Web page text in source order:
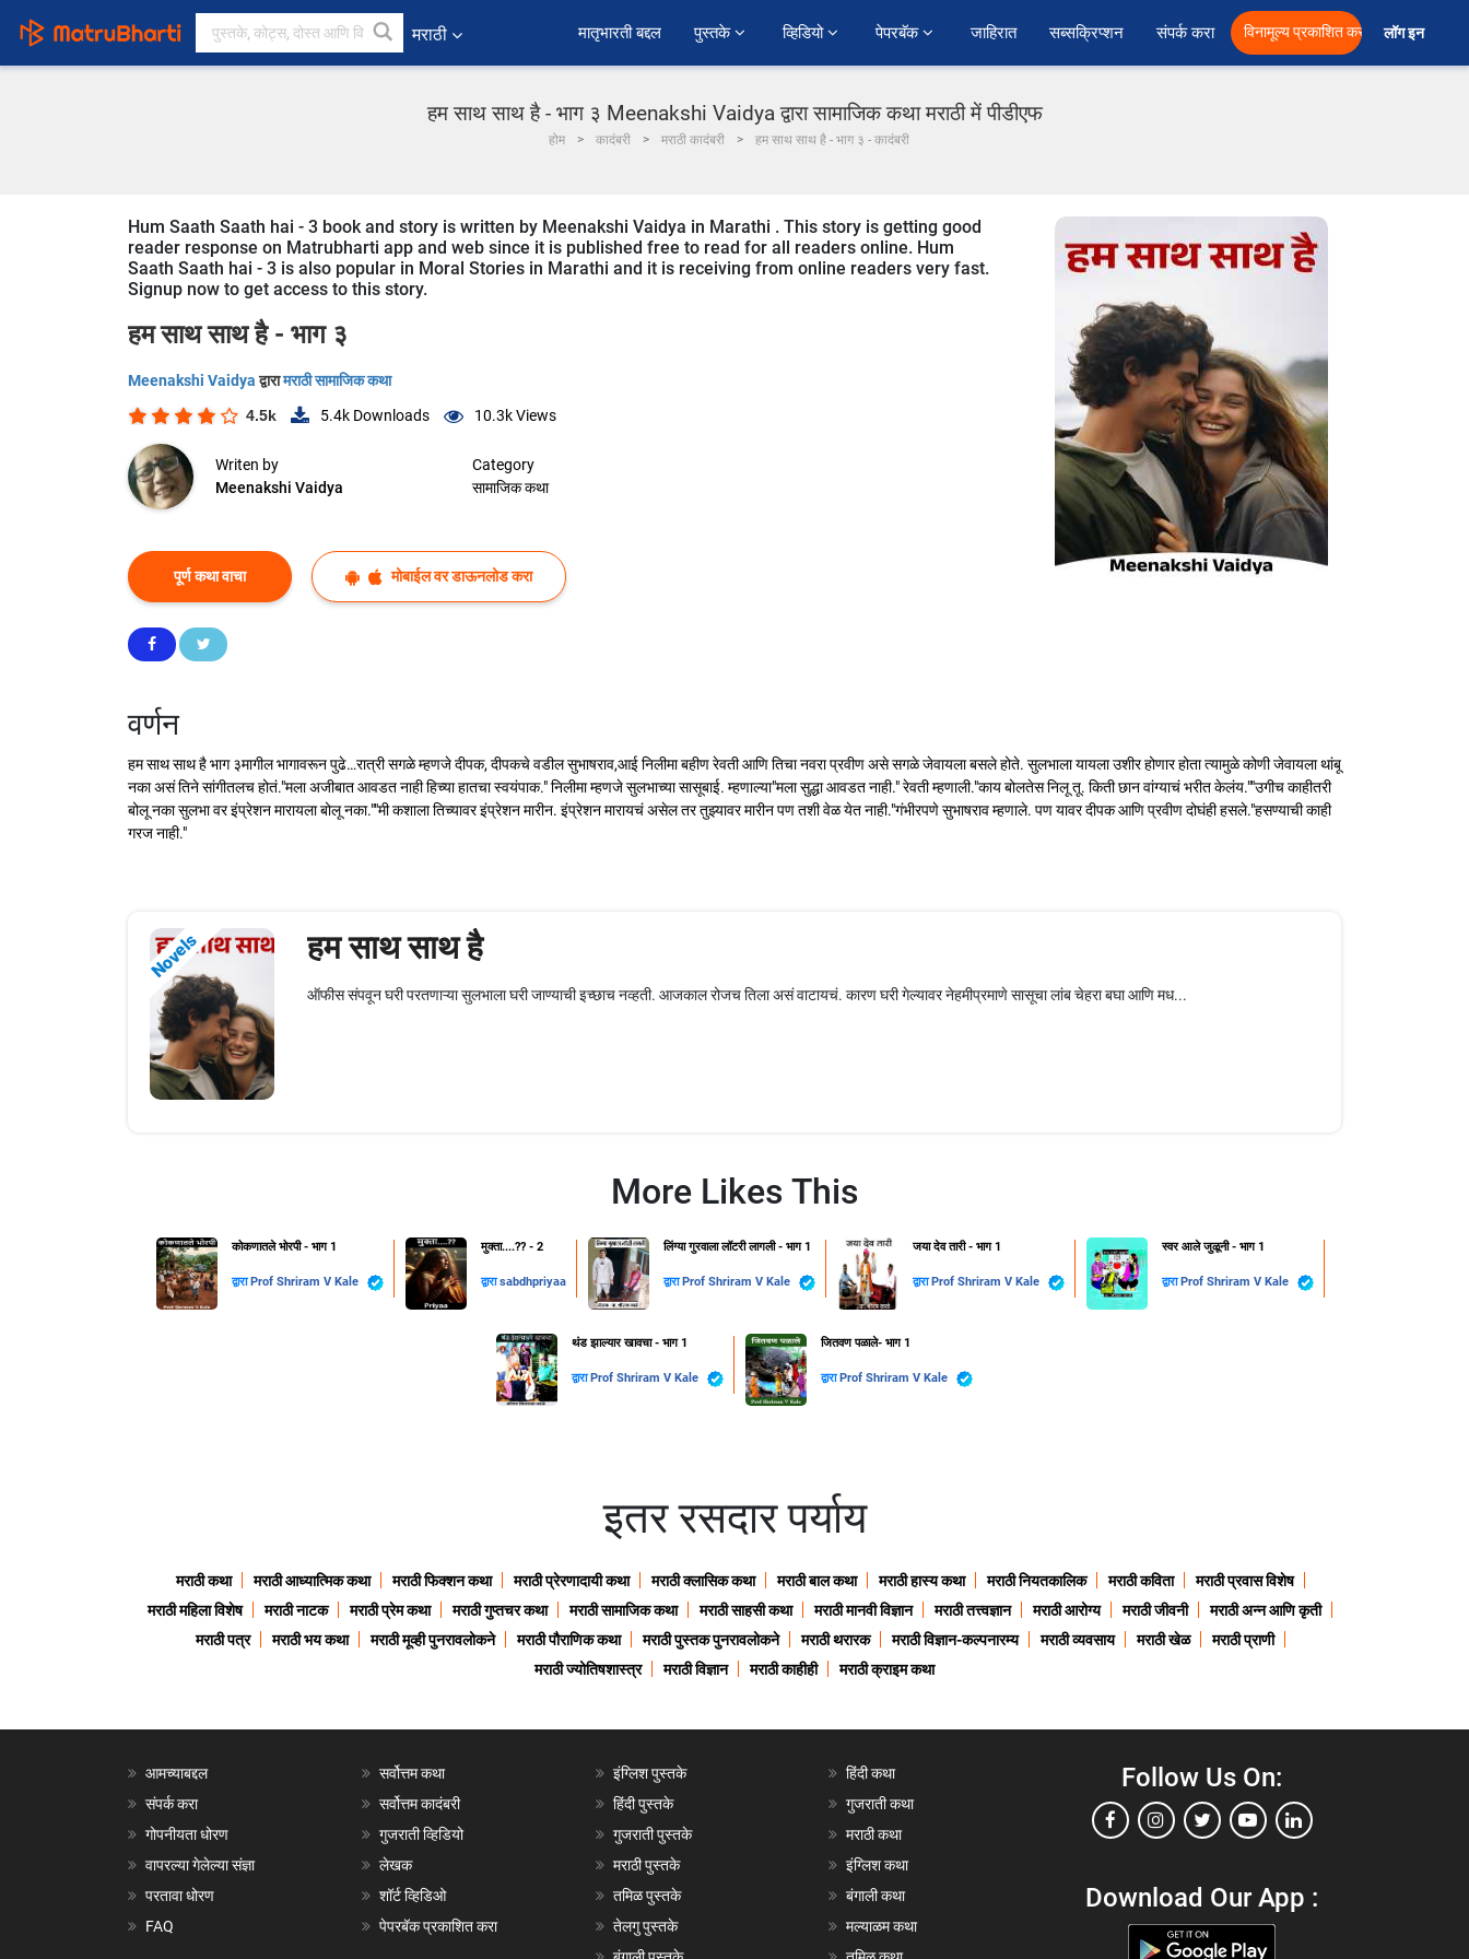
मराठी ﻿मातृभारती बद्दल पुस्तके व्हिडियो पेपरबॅक जाहिरात सब्सक्रिप्शन संपर्क करा विनामूल्य प्रकाशित करा लॉग इन
हम साथ साथ है - भाग ३ Meenakshi Vaidya द्वारा सामाजिक कथा मराठी में पीडीएफ
होम कादंबरी मराठी कादंबरी हम साथ साथ है - भाग ३ - कादंबरी
Hum Saath Saath hai - 3 book and story is written by Meenakshi Vaidya in Marathi . This story is getting good
reader response on Matrubharti app and web since it is published free to read for all readers online. Hum
Saath Saath hai - 3 is also popular in Moral Stories in Marathi and it is receiving from online readers very fast.
Signup now to get access to this story.
हम साथ साथ है - भाग ३
Meenakshi Vaidyaद्वारामराठी सामाजिक कथा
4.5k 5.4k Downloads 10.3kViews
Writen by
Meenakshi Vaidya
Category
सामाजिक कथा
पूर्ण कथा वाचा मोबाईल वर डाऊनलोड करा
वर्णन
हम साथ साथ है भाग ३मागील भागावरून पुढे…रात्री सगळे म्हणजे दीपक, दीपकचे वडील सुभाषराव,आई निलीमा बहीण रेवती आणि तिचा नवरा प्रवीण असे सगळे जेवायला बसले होते. सुलभाला यायला उशीर होणार होता त्यामुळे कोणी जेवायला थांबू
नका असं तिने सांगीतलच होतं."मला अजीबात आवडत नाही हिच्या हातचा स्वयंपाक." निलीमा म्हणजे सुलभाच्या सासूबाई. म्हणाल्या"मला सुद्धा आवडत नाही." रेवती म्हणाली."काय बोलतेस निलू तू. किती छान वांग्याचं भरीत केलंय.""उगीच काहीतरी
बोलू नका सुलभा वर इंप्रेशन मारायला बोलू नका.""मी कशाला तिच्यावर इंप्रेशन मारीन. इंप्रेशन मारायचं असेल तर तुझ्यावर मारीन पण तशी वेळ येत नाही."गंभीरपणे सुभाषराव म्हणाले. पण यावर दीपक आणि प्रवीण दोघंही हसले."हसण्याची काही
गरज नाही."
Novels हम साथ साथ है
ऑफीस संपवून घरी परतणाऱ्या सुलभाला घरी जाण्याची इच्छाच नव्हती. आजकाल रोजच तिला असं वाटायचं. कारण घरी गेल्यावर नेहमीप्रमाणे सासूचा लांब चेहरा बघा आणि मध...
More Likes This
कोकणातले भोरपी - भाग 1
द्वारा Prof Shriram V Kale
मुक्ता....??️ - 2
द्वाराsabdhpriyaa
लिंग्या गुरवाला लॉटरी लागली - भाग 1
द्वारा Prof Shriram V Kale
जया देव तारी - भाग 1
द्वारा Prof Shriram V Kale
स्वर आले जुळूनी - भाग 1
द्वारा Prof Shriram V Kale
थंड झाल्यार खावचा - भाग 1
द्वारा Prof Shriram V Kale
जितवण पळाले- भाग 1
द्वारा Prof Shriram V Kale
इतर रसदार पर्याय
मराठी कथा मराठी आध्यात्मिक कथा मराठी फिक्शन कथा मराठी प्रेरणादायी कथा मराठी क्लासिक कथा मराठी बाल कथा मराठी हास्य कथा मराठी नियतकालिक मराठी कविता
मराठी प्रवास विशेष
मराठी महिला विशेष
मराठी नाटक मराठी प्रेम कथा मराठी गुप्तचर कथा मराठी सामाजिक कथा मराठी साहसी कथा मराठी मानवी विज्ञान मराठी तत्त्वज्ञान मराठी आरोग्य मराठी जीवनी
मराठी अन्न आणि कृती
मराठी पत्र
मराठी भय कथा मराठी मूव्ही पुनरावलोकने मराठी पौराणिक कथा मराठी पुस्तक पुनरावलोकने मराठी थरारक मराठी विज्ञान-कल्पनारम्य मराठी व्यवसाय मराठी खेळ
मराठी प्राणी
मराठी ज्योतिषशास्त्र
मराठी विज्ञान मराठी काहीही मराठी क्राइम कथा
आमच्याबद्दल
संपर्क करा
गोपनीयता धोरण
वापरल्या गेलेल्या संज्ञा
परतावा धोरण
FAQ
सर्वोत्तम कथा
सर्वोत्तम कादंबरी
गुजराती व्हिडियो
लेखक
शॉर्ट व्हिडिओ
पेपरबॅक प्रकाशित करा
इंग्लिश पुस्तके
हिंदी पुस्तके
गुजराती पुस्तके
मराठी पुस्तके
तमिळ पुस्तके
तेलगु पुस्तके
हिंदी कथा
गुजराती कथा
मराठी कथा
इंग्लिश कथा
बंगाली कथा
मल्याळम कथा
Follow Us On:
Download Our App :